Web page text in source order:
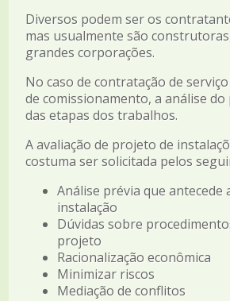
Diversos podem ser os
mas usualmente são
grandes corporações.
No caso de contratação de
de comissionamento, a análise
das etapas dos trabalhos.
A avaliação de projeto de
costuma ser solicitada pelos
Análise prévia que antecede
instalação
Dúvidas sobre
projeto
Racionalização econômica
Minimizar riscos
Mediação de conflitos